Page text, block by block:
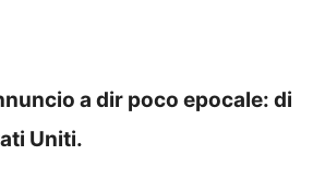
a dir poco epocale: di
Uniti.